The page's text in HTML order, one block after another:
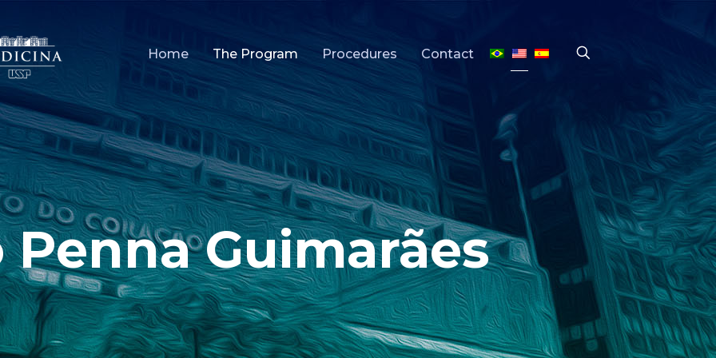
Home The Program Procedures Contact
Penna Guimarães